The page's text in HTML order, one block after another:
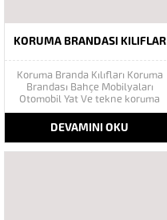
KORUMA BRANDASI KILIFLAR
Koruma Branda Kılıfları Koruma
Brandası Bahçe Mobilyaları
Otomobil Yat Ve tekne koruma
amaçlı özel üretim
ürünlerimizdir.Kaliteli 1100
denye branda dan imal edilen
ürünlerimiz neme suya rutubete
DEVAMINI OKU